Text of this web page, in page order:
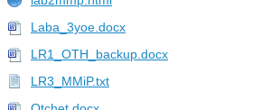
Laba_3yoe.docx
LR1_OTH_backup.docx
LR3_MMiP.txt